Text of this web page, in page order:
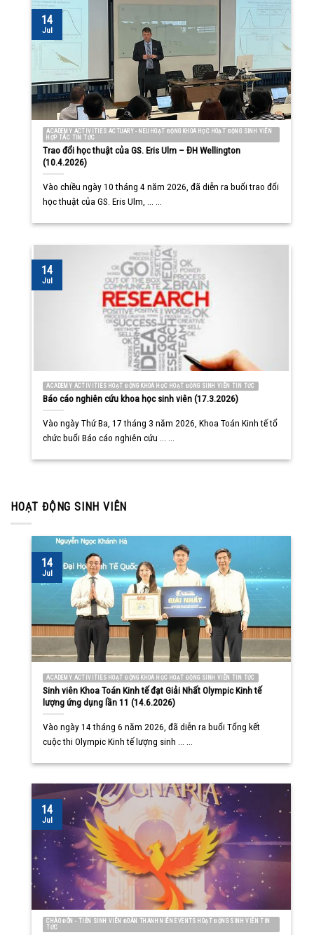
ACADEMY ACTIVITIES ACTUARY - NEU HOẠT ĐỘNG KHOA HỌC HOẠT ĐỘNG SINH VIÊN
HỢP TÁC TIN TỨC
Trao đổi học thuật của GS. Eris Ulm – ĐH Wellington
(10.4.2026)
Vào chiều ngày 10 tháng 4 năm 2026, đã diễn ra buổi trao đổi
học thuật của GS. Eris Ulm, ... ...
14
Jul
ACADEMY ACTIVITIES HOẠT ĐỘNG KHOA HỌC HOẠT ĐỘNG SINH VIÊN TIN TỨC
Báo cáo nghiên cứu khoa học sinh viên (17.3.2026)
Vào ngày Thứ Ba, 17 tháng 3 năm 2026, Khoa Toán Kinh tế tổ
chức buổi Báo cáo nghiên cứu ... ...
14
Jul
HOẠT ĐỘNG SINH VIÊN
ACADEMY ACTIVITIES HOẠT ĐỘNG KHOA HỌC HOẠT ĐỘNG SINH VIÊN TIN TỨC
Sinh viên Khoa Toán Kinh tế đạt Giải Nhất Olympic Kinh tế
lượng ứng dụng lần 11 (14.6.2026)
Vào ngày 14 tháng 6 năm 2026, đã diễn ra buổi Tổng kết
cuộc thi Olympic Kinh tế lượng sinh ... ...
14
Jul
CHÀO ĐÓN - TIỄN SINH VIÊN ĐOÀN THANH NIÊN EVENTS HOẠT ĐỘNG SINH VIÊN TIN
TỨC
14
Jul